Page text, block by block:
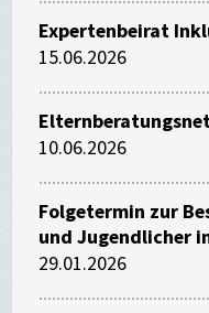
Expertenbeirat
15.06.2026
10.06.2026
Folgetermin zur
und Jugendlicher
29.01.2026